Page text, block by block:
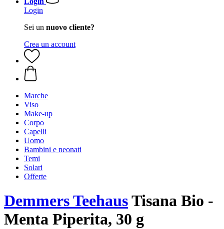
Login
Sei un nuovo cliente?
Crea un account
Marche
Viso
Make-up
Corpo
Capelli
Uomo
Bambini e neonati
Temi
Solari
Offerte
Demmers TeehausTisana Bio -
Menta Piperita, 30 g